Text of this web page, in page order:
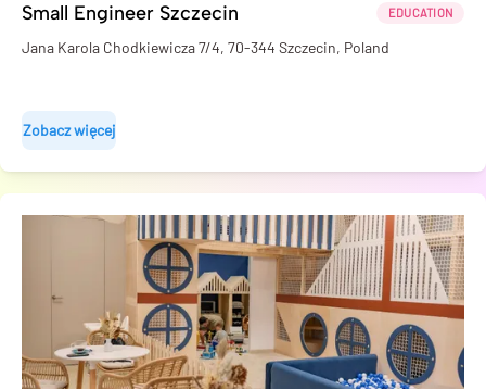
Small Engineer Szczecin EDUCATION
Jana Karola Chodkiewicza 7/4, 70-344 Szczecin, Poland
Zobacz więcej